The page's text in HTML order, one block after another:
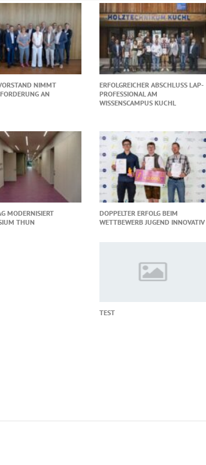
NIMMT
AN
ERFOLGREICHER ABSCHLUSS LAP-
PROFESSIONAL AM
WISSENSCAMPUS KUCHL
MODERNISIERT
THUN
DOPPELTER ERFOLG BEIM
WETTBEWERB JUGEND INNOVATIV
TEST